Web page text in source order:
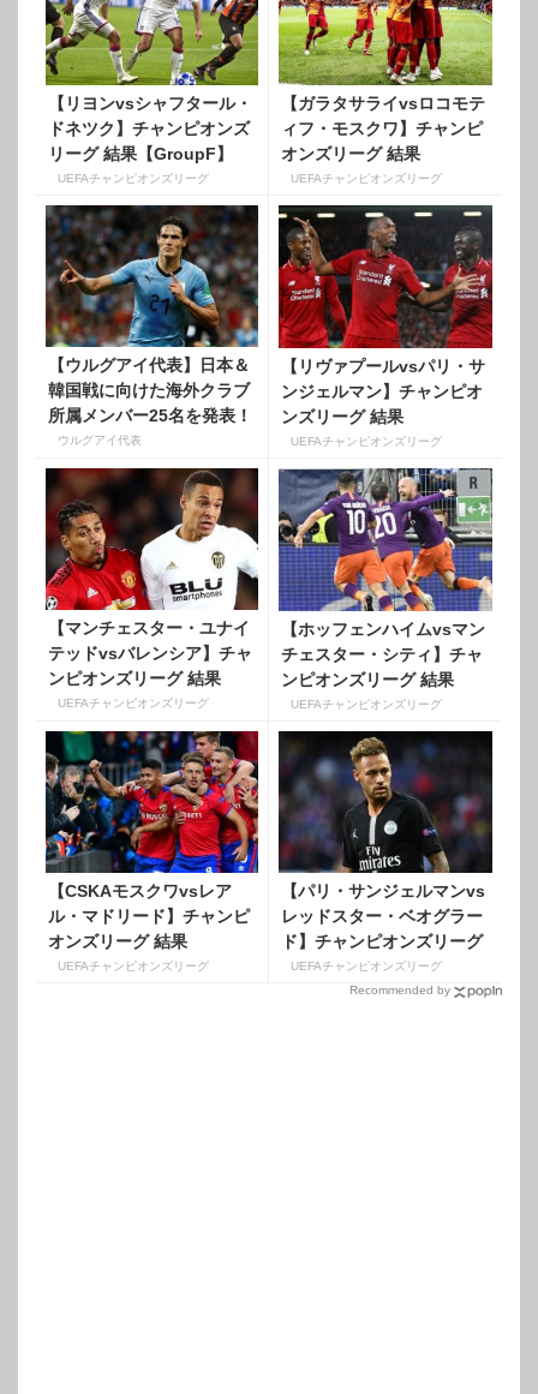
【リヨンvsシャフタール・
ドネツク】チャンピオンズ
リーグ 結果【GroupF】
UEFAチャンピオンズリーグ
【ガラタサライvsロコモテ
ィフ・モスクワ】チャンピ
オンズリーグ 結果
【GroupD】
UEFAチャンピオンズリーグ
【ウルグアイ代表】日本＆
韓国戦に向けた海外クラブ
所属メンバー25名を発表！
ウルグアイ代表
【リヴァプールvsパリ・サ
ンジェルマン】チャンピオ
ンズリーグ 結果
【GroupC】
UEFAチャンピオンズリーグ
【マンチェスター・ユナイ
テッドvsバレンシア】チャ
ンピオンズリーグ 結果
【GroupH】
UEFAチャンピオンズリーグ
【ホッフェンハイムvsマン
チェスター・シティ】チャ
ンピオンズリーグ 結果
【GroupF】
UEFAチャンピオンズリーグ
【CSKAモスクワvsレア
ル・マドリード】チャンピ
オンズリーグ 結果
【GroupG】
UEFAチャンピオンズリーグ
【パリ・サンジェルマンvs
レッドスター・ベオグラー
ド】チャンピオンズリーグ
結果【GroupC】
UEFAチャンピオンズリーグ
Recommended by